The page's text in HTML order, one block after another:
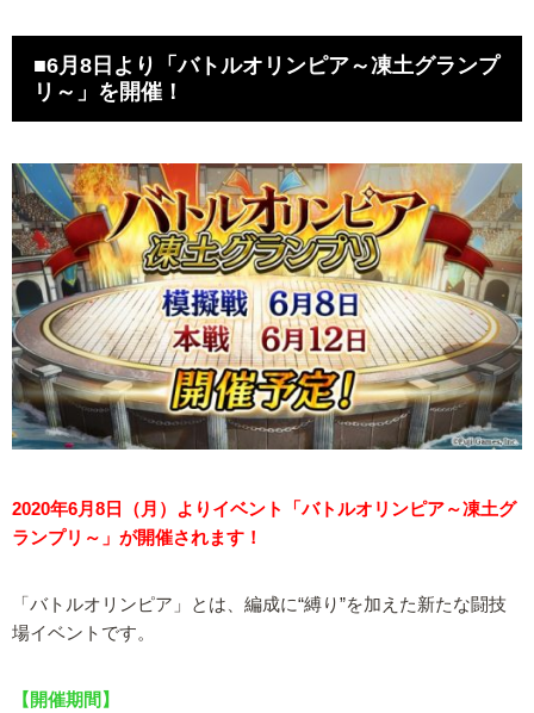
■6月8日より「バトルオリンピア～凍土グランプ
リ～」を開催！
2020年6月8日（月）よりイベント「バトルオリンピア～凍土グ
ランプリ～」が開催されます！
「バトルオリンピア」とは、編成に“縛り”を加えた新たな闘技
場イベントです。
【開催期間】